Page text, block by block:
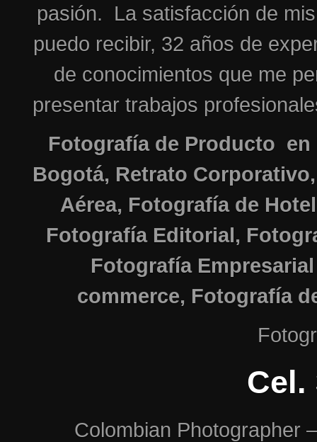
pasión. La satisfacción de
puedo recibir, 32 años de
de conocimientos que me
presentar trabajos
Fotografía de Producto
Bogotá, Retrato
Aérea, Fotografía de
Fotografía Editorial,
Fotografía
commerce, Fotografía
Cel.
Colombian Photographer